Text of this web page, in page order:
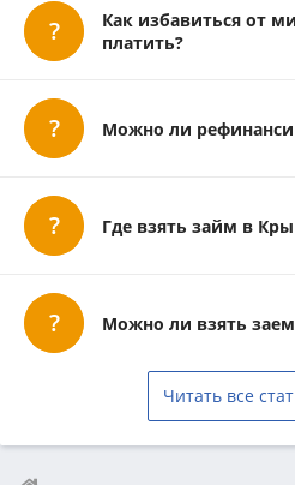
Как избавиться от
платить?
Можно ли
Где взять займ в
Можно ли взять
Читать все